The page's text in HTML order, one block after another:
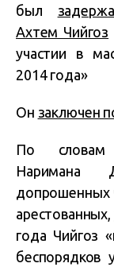
был
Ахтем Чийгоз
участии в
2014 года»
Он заключен
По словам
Наримана
допрошенных
арестованных,
года Чийгоз
беспорядков